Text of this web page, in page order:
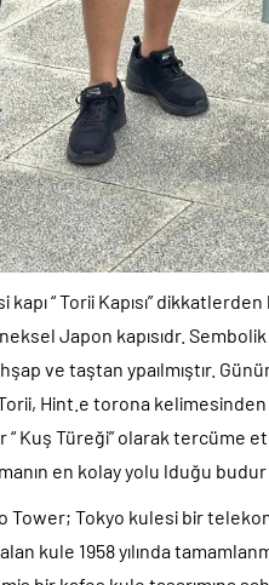
kapı “ Torii Kapısı”
Japon kapısıdr.
ve taştan ypaılmıştır.
Hint.e torona
Kuş Türeği” olarak tercüme
en kolay yolu lduğu
Tower; Tokyo kulesi bir
kule 1958 yılında